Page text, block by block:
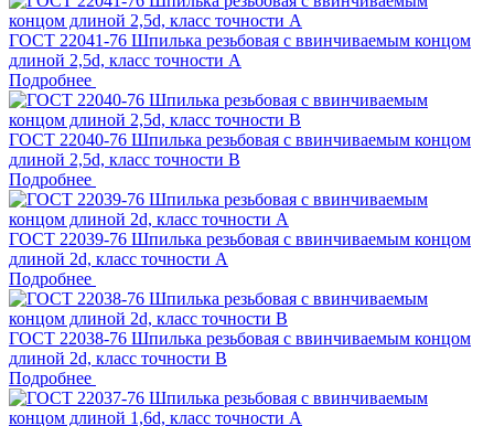
ГОСТ 22041-76 Шпилька резьбовая с ввинчиваемым концом
длиной 2,5d, класс точности A
Подробнее
ГОСТ 22040-76 Шпилька резьбовая с ввинчиваемым концом
длиной 2,5d, класс точности B
Подробнее
ГОСТ 22039-76 Шпилька резьбовая с ввинчиваемым концом
длиной 2d, класс точности A
Подробнее
ГОСТ 22038-76 Шпилька резьбовая с ввинчиваемым концом
длиной 2d, класс точности B
Подробнее